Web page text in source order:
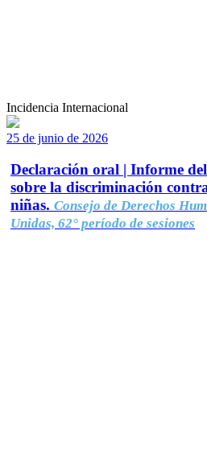
Incidencia Internacional
25 de junio de 2026
Declaración oral | Informe
sobre la discriminación
niñas. Consejo de Derechos
Unidas, 62° período de sesiones